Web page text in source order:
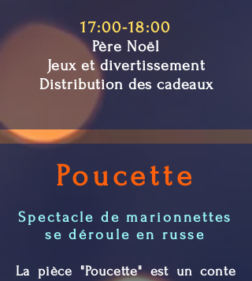
17:00-18:00
Père Noël
Jeux et divertissement
Distribution des cadeaux
Poucette
Spectacle de marionnettes
se déroule en russe
La pièce "Poucette" est un conte